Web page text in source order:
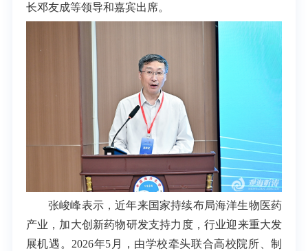
长邓友成等领导和嘉宾出席。
张峻峰表示，近年来国家持续布局海洋生物医药
产业，加大创新药物研发支持力度，行业迎来重大发
展机遇。2026年5月，由学校牵头联合高校院所、制